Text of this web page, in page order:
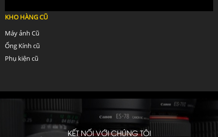
KHO HÀNG CŨ
Máy ảnh Cũ
Ống Kính cũ
Phụ kiện cũ
KẾT NỐI VỚI CHÚNG TÔI